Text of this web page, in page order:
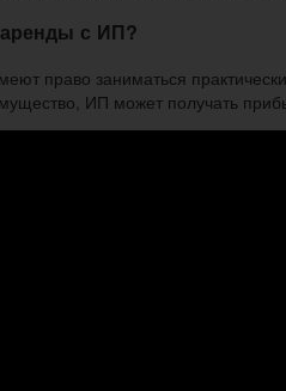
аренды с ИП?
право заниматься
ИП может получать